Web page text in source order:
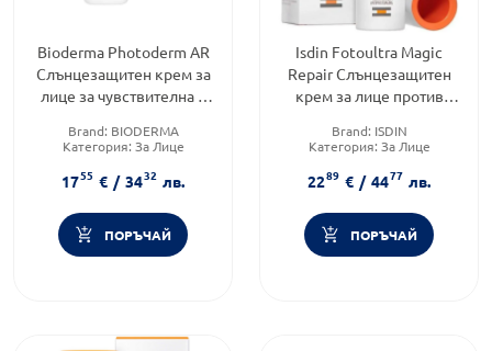
Bioderma Photoderm AR
Слънцезащитен крем за
лице за чувствителна и
30 мл
Brand: BIODERMA
Категория: За Лице
50
1755 € / 3432 лв.
ПОРЪЧАЙ
Isdin Fotoultra Magic
Repair Слънцезащитен
крем за лице против
Brand: ISDIN
Категория: За Лице
2289 € / 4477 лв.
ПОРЪЧАЙ